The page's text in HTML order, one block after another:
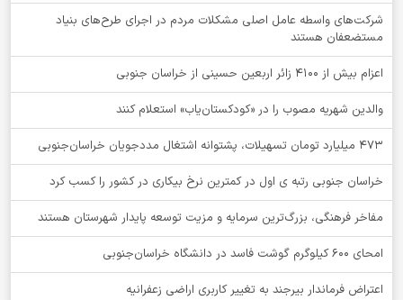
شرکت‌های واسطه عامل اصلی مشکلات مردم در اجرای طرح‌های بنیاد
مستضعفان هستند
اعزام بیش از 4100 زائر اربعین حسینی از خراسان جنوبی
والدین شهریه مصوب را در «کودکستان‌یاب» استعلام کنند
۴۷۳ میلیارد تومان تسهیلات، پشتوانه اشتغال مددجویان خراسان‌جنوبی
خراسان جنوبی رتبه ی اول در کمترین نرخ بیکاری در کشور را کسب کرد
مفاخر فرهنگی، بزرگ‌ترین سرمایه و مزیت توسعه پایدار شهرستان هستند
امحای ۶۰۰ کیلوگرم گوشت فاسد در دانشگاه خراسان‌جنوبی
اعتراض فرماندار بیرجند به تغییر کاربری اراضی زعفرانیه